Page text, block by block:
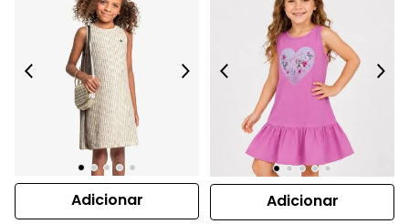
Adicionar Adicionar